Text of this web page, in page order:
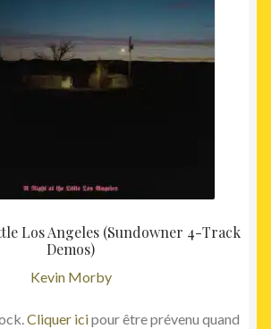
Los Angeles (Sundowner 4-Track
Demos)
Kevin Morby
Cliquer icipour être prévenu quand